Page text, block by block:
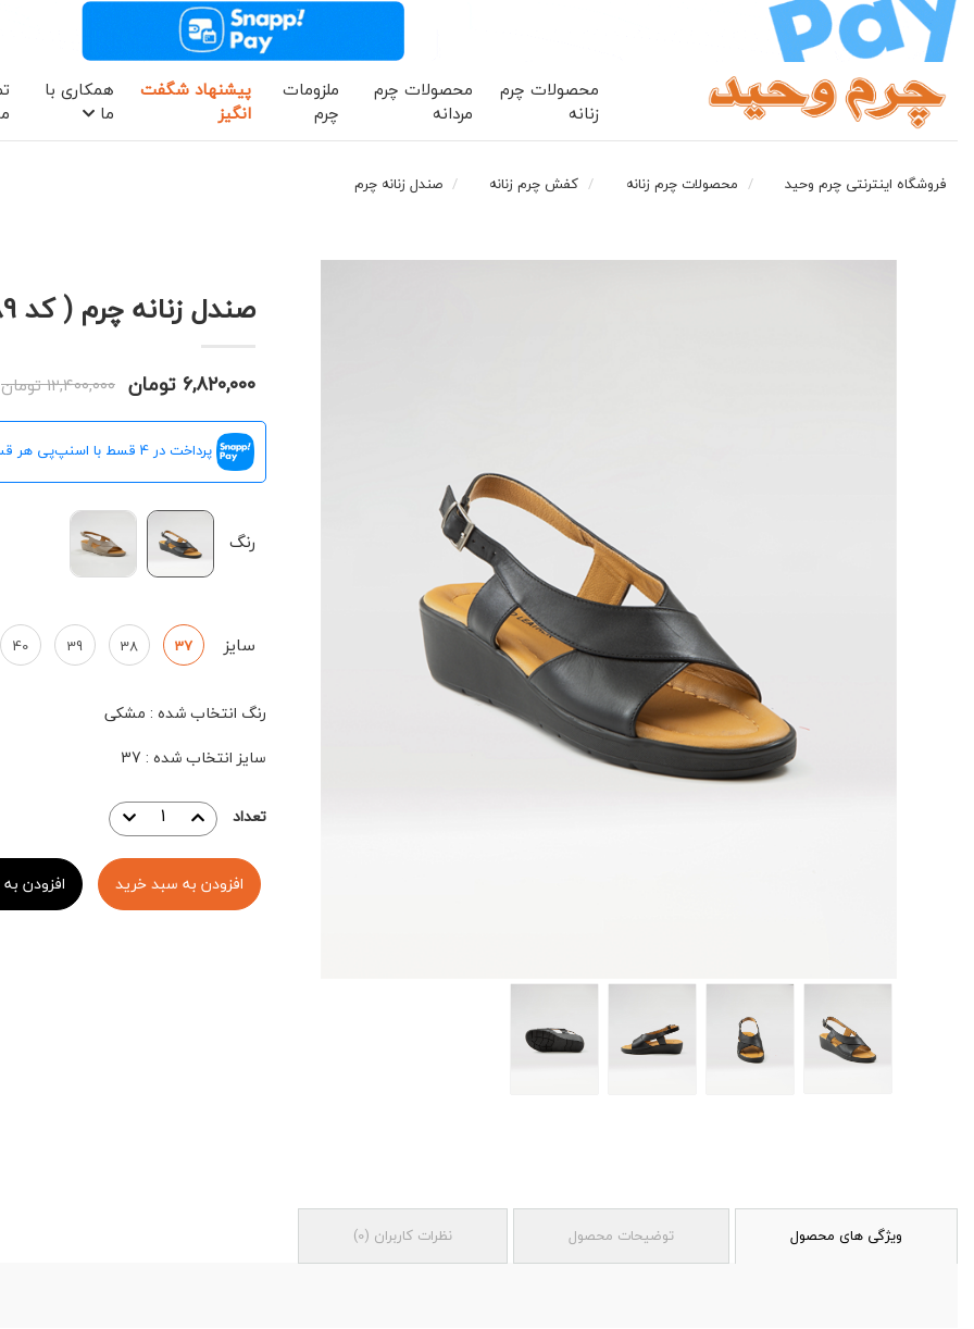
محصولات چرم
زنانه
محصولات چرم
مردانه
ملزومات
چرم
پیشنهاد شگفت
انگیز
همکاری با
ما
فروشگاه اینترنتی چرم وحید محصولات چرم زنانه کفش چرم زنانه صندل زنانه چرم
صندل زنانه چرم ( کد 9089 )
۶,۸۲۰,۰۰۰ تومان ۱۲,۴۰۰,۰۰۰ تومان
پرداخت در 4 قسط با اسنپ‌پی هر قسط
رنگ
سایز 37
38
39
40
رنگ انتخاب شده : مشکی
سایز انتخاب شده :
37
تعداد
افزودن به سبد خرید افزودن
ویژگی های محصول توضیحات محصول نظرات کاربران (
0
)